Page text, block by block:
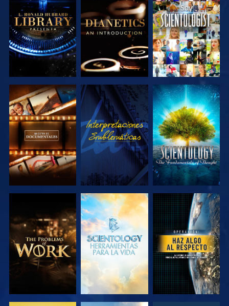
EXPLORA LAS
SERIES
EXPLORA LAS
SERIES
VE
EXPLORA LAS
SERIES
VE
EXPLORA LAS
SERIES
EXPLORA LAS
SERIES
EXPLORA LAS
SERIES
VE